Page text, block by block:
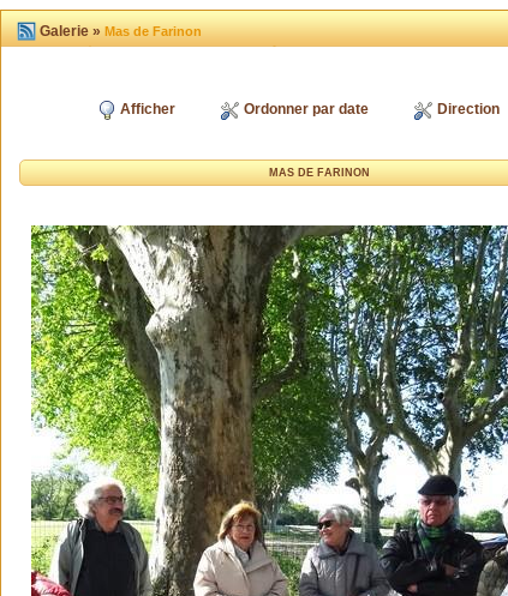
Galerie »Mas de Farinon
Afficher Ordonner par date Direction
MAS DE FARINON